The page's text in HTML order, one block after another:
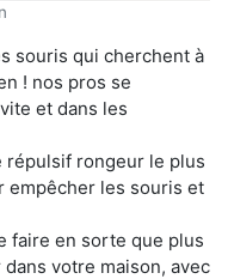
souris qui cherchent à
! nos pros se
et dans les
répulsif rongeur le plus
empêcher les souris et
faire en sorte que plus
votre maison, avec